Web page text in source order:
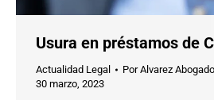
Usura en préstamos de
Actualidad Legal PorAlvarez
30 marzo, 2023